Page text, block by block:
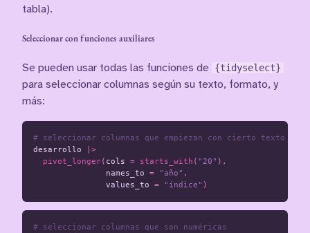
tabla).
Seleccionar con funciones auxiliares
Se pueden usar todas las funciones de {tidyselect}
para seleccionar columnas según su texto, formato, y
más:
# seleccionar columnas que empiezan con cierto texto
desarrollo
|>
pivot_longer( cols = starts_with ( "20" ),
names_to = "año" ,
values_to = "índice" )
# seleccionar columnas que son numéricas